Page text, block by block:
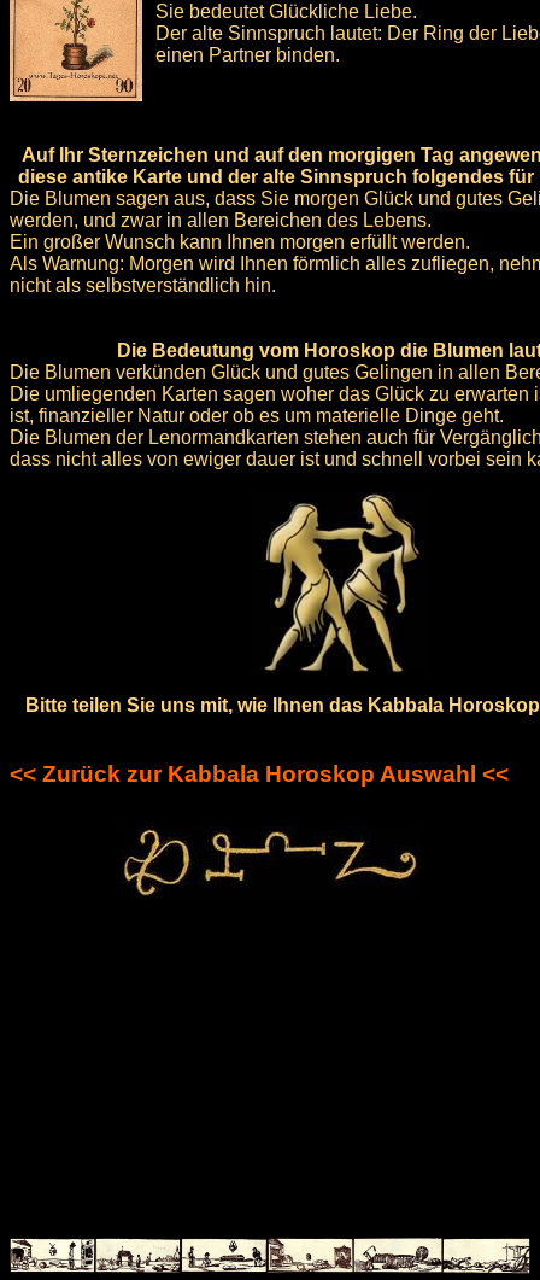
Sie bedeutet Glückliche Liebe.
Der alte Sinnspruch lautet: Der Ring der
einen Partner binden.
Auf Ihr Sternzeichen und auf den morgigen Tag
diese antike Karte und der alte Sinnspruch folgendes
Die Blumen sagen aus, dass Sie morgen Glück und gutes
werden, und zwar in allen Bereichen des Lebens.
Ein großer Wunsch kann Ihnen morgen erfüllt werden.
Als Warnung: Morgen wird Ihnen förmlich alles zufliegen,
nicht als selbstverständlich hin.
Die Bedeutung vom Horoskop die Blumen
Die Blumen verkünden Glück und gutes Gelingen in allen
Die umliegenden Karten sagen woher das Glück zu erwarten
ist, finanzieller Natur oder ob es um materielle Dinge geht.
Die Blumen der Lenormandkarten stehen auch für
dass nicht alles von ewiger dauer ist und schnell vorbei sein
Bitte teilen Sie uns mit, wie Ihnen das Kabbala
<< Zurück zur Kabbala Horoskop Auswahl <<